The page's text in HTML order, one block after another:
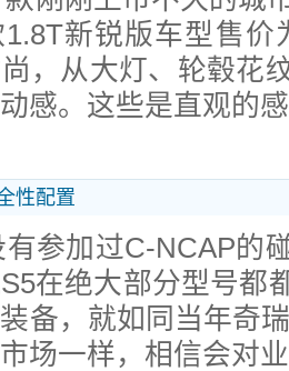
新锐版车型售价
，从大灯、轮毂花
感。这些是直观的
性配置
参加过C-NCAP的
在绝大部分型号都
备，就如同当年奇
场一样，相信会对